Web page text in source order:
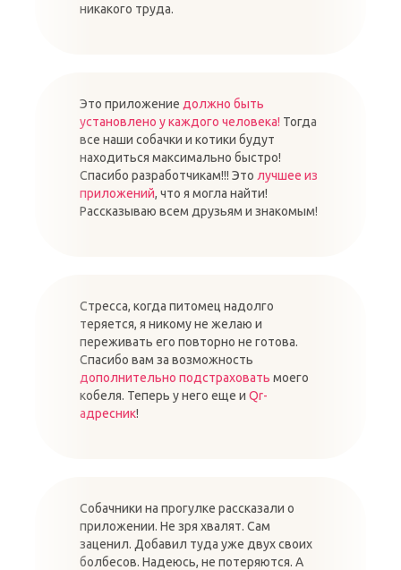
никакого труда.
Это приложение должно быть
установлено у каждого человека! Тогда
все наши собачки и котики будут
находиться максимально быстро!
Спасибо разработчикам!!! Это лучшее из
приложений, что я могла найти!
Рассказываю всем друзьям и знакомым!
Стресса, когда питомец надолго
теряется, я никому не желаю и
переживать его повторно не готова.
Спасибо вам за возможность
дополнительно подстраховать моего
кобеля. Теперь у него еще и Qr-
адресник!
Собачники на прогулке рассказали о
приложении. Не зря хвалят. Сам
заценил. Добавил туда уже двух своих
болбесов. Надеюсь, не потеряются. А